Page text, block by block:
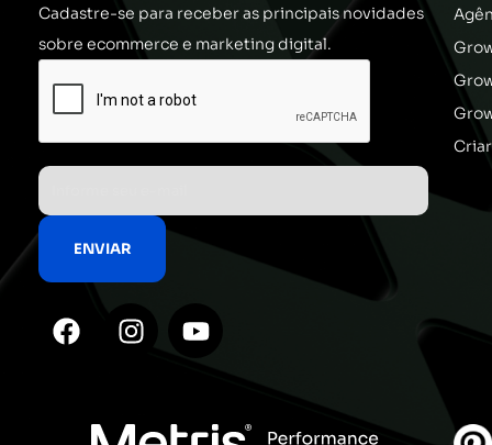
Cadastre-se para receber as principais novidades
sobre ecommerce e marketing digital.
F
a
I
n
a
Y
o
u